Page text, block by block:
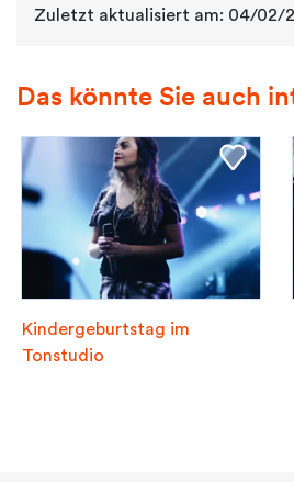
Zuletzt aktualisiert am: 04/02/
Das könnte Sie auch
Kindergeburtstag im
Tonstudio